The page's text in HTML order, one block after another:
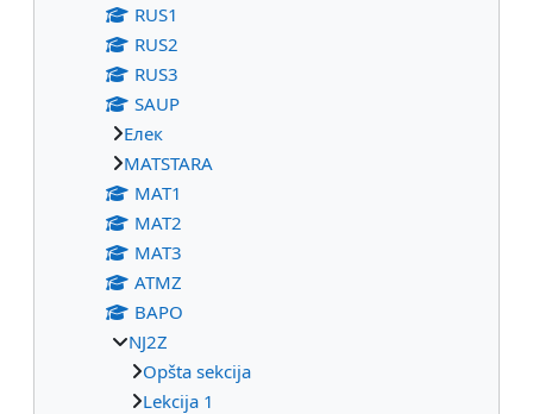
RUS1
RUS2
RUS3
SAUP
Eлек
МАТSTARA
МАТ1
МАТ2
МАТ3
ATMZ
BAPO
NJ2Z
Opšta sekcija
Lekcija 1